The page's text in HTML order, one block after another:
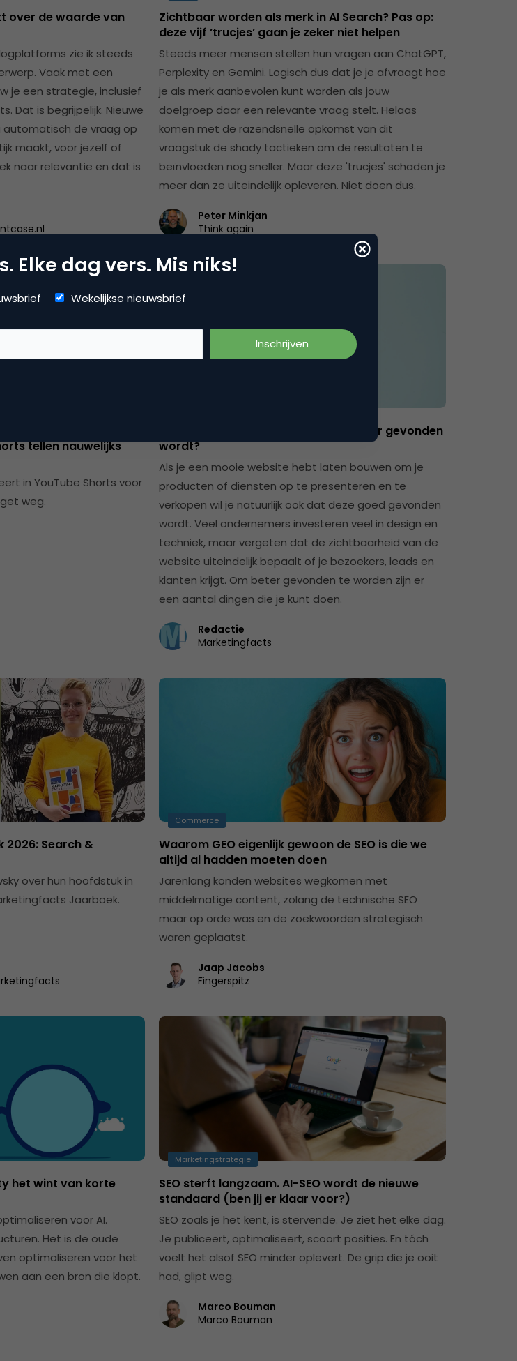
over de waarde van
zie ik steeds
Vaak met een
je een strategie, inclusief
Dat is begrijpelijk. Nieuwe
automatisch de vraag op
maakt, voor jezelf of
naar relevantie en dat is
Zichtbaar worden als merk in AI Search? Pas op:
deze vijf ’trucjes’ gaan je zeker niet helpen
Steeds meer mensen stellen hun vragen aan ChatGPT,
Perplexity en Gemini. Logisch dus dat je je afvraagt hoe
je als merk aanbevolen kunt worden als jouw
doelgroep daar een relevante vraag stelt. Helaas
komen met de razendsnelle opkomst van dit
vraagstuk de shady tactieken om de resultaten te
beïnvloeden nog sneller. Maar deze 'trucjes' schaden je
meer dan ze uiteindelijk opleveren. Niet doen dus.
Peter Minkjan
Think again
tellen nauwelijks
in YouTube Shorts voor
weg.
Hoe zorg je ervoor dat je website beter gevonden
wordt?
Als je een mooie website hebt laten bouwen om je
producten of diensten op te presenteren en te
verkopen wil je natuurlijk ook dat deze goed gevonden
wordt. Veel ondernemers investeren veel in design en
techniek, maar vergeten dat de zichtbaarheid van de
website uiteindelijk bepaalt of je bezoekers, leads en
klanten krijgt. Om beter gevonden te worden zijn er
een aantal dingen die je kunt doen.
Redactie
Marketingfacts
Search &
over hun hoofdstuk in
Jaarboek.
Commerce
Waarom GEO eigenlijk gewoon de SEO is die we
altijd al hadden moeten doen
Jarenlang konden websites wegkomen met
middelmatige content, zolang de technische SEO
maar op orde was en de zoekwoorden strategisch
waren geplaatst.
Jaap Jacobs
Fingerspitz
het wint van korte
voor AI.
Het is de oude
optimaliseren voor het
aan een bron die klopt.
Marketingstrategie
SEO sterft langzaam. AI-SEO wordt de nieuwe
standaard (ben jij er klaar voor?)
SEO zoals je het kent, is stervende. Je ziet het elke dag.
Je publiceert, optimaliseert, scoort posities. En tóch
voelt het alsof SEO minder oplevert. De grip die je ooit
had, glipt weg.
Marco Bouman
Marco Bouman
Elke dag vers. Mis niks!
Wekelijkse nieuwsbrief